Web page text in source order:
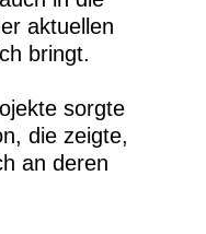
aktuellen
bringt.
sorgte
die zeigte,
an deren